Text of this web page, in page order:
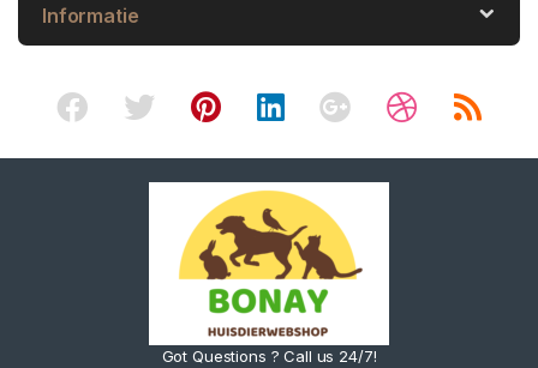
Informatie
Got Questions ? Call us 24/7!